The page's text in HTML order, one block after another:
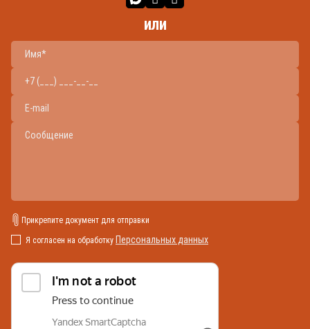
или
Прикрепите документ для отправки
Я согласен на обработку Персональных данных